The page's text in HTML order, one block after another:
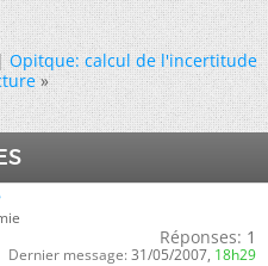
Opitque: calcul de l'incertitude
»
Réponses: 1
Dernier message: 31/05/2007, 18h29